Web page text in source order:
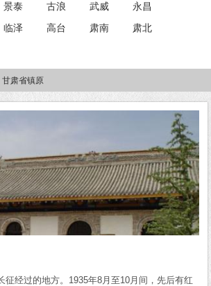
景泰 古浪 武威
永昌
临泽 高台 肃南
肃北
甘肃省镇原
征经过的地方。1935年8月至10月间，先后有红